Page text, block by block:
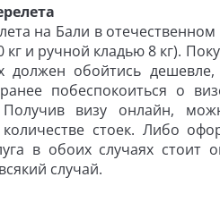
на Бали в
кг и ручной кладью 8 кг).
должен обойтись
побеспокоиться о
визу онлайн,
стоек. Либо
в обоих случаях
случай.